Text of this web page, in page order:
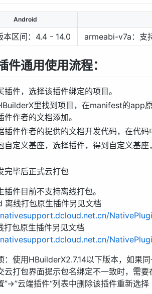
Android
本区间：4.4 - 14.0 armeabi-v7a：支
件通用使用流程：
插件，选择该插件绑定的项目。
里找到项目，在manifest的app
件作者的文档添加。
插件作者的提供的文档开发代码，在代
自定义基座，选择插件，得到自定义基
完毕后正式云打包
插件目前不支持离线打包。
离线打包原生插件另见文档
打包原生插件另见文档
：使用HBuilderX2.7.14以下版本，如果
云打包界面提示包名绑定不一致时，需
”->”云端插件“列表中删除该插件重新选择